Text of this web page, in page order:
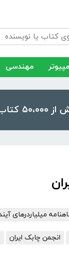
مهندسی
داشته باشید!
میلیاردرهای
انجمن چابک ایران